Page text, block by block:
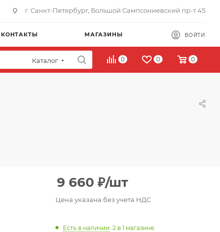
г. Санкт-Петербург, Большой Сампсониевский пр-т 45
КОНТАКТЫ МАГАЗИНЫ ВОЙТИ
Каталог 0 0 0
9 660 ₽/шт
Цена указана без учета НДС
Есть в наличии: 2 в 1 магазине